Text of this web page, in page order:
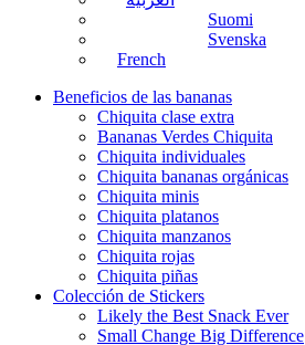
Suomi
Svenska
French
Beneficios de las bananas
Chiquita clase extra
Bananas Verdes Chiquita
Chiquita individuales
Chiquita bananas orgánicas
Chiquita minis
Chiquita platanos
Chiquita manzanos
Chiquita rojas
Chiquita piñas
Colección de Stickers
Likely the Best Snack Ever
Small Change Big Difference